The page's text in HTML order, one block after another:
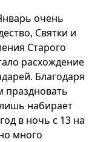
очень
Святки и
Старого
расхождение
Благодаря
праздновать
набирает
в ночь с 13 на
много